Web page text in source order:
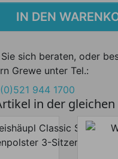
IN DEN
Sie sich beraten, oder
Grewe unter Tel.:
944 1700
in der